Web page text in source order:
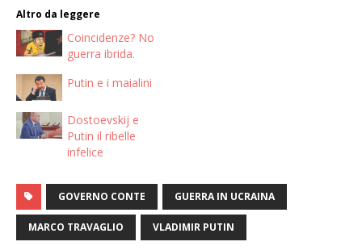
Altro da leggere
Coincidenze? No
guerra ibrida.
Putin e i maialini
Dostoevskij e
Putin il ribelle
infelice
GOVERNO CONTE GUERRA IN UCRAINA
MARCO TRAVAGLIO VLADIMIR PUTIN